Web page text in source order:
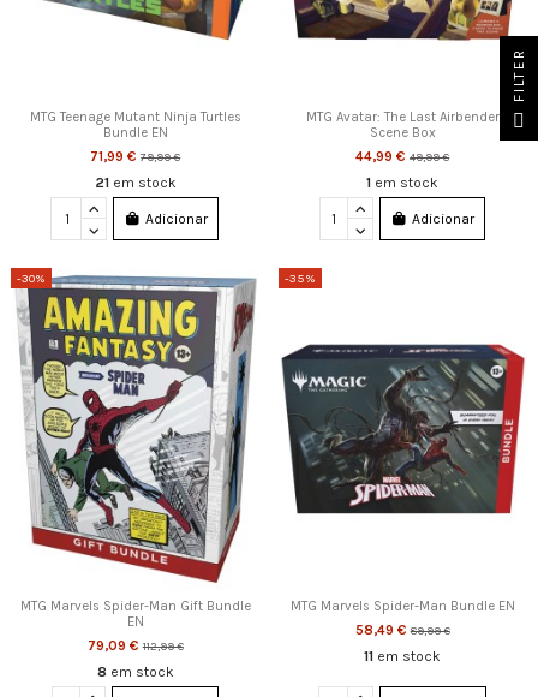
MTG Teenage Mutant Ninja Turtles
Bundle EN
71,99 €79,99 €
21 em stock
Adicionar
MTG Avatar: The Last Airbender
Scene Box
44,99 €49,99 €
1 em stock
Adicionar
-30%
MTG Marvels Spider-Man Gift Bundle
EN
79,09 €112,99 €
8 em stock
-35%
MTG Marvels Spider-Man Bundle EN
58,49 €89,99 €
11 em stock
FILTER